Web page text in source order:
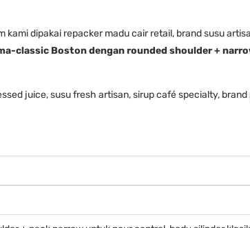
kami dipakai repacker madu cair retail, brand susu
classic Boston dengan rounded shoulder +
juice, susu fresh artisan, sirup café specialty,